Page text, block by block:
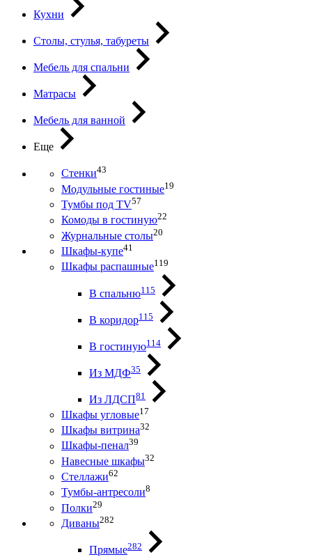
Кухни
Столы, стулья, табуреты
Мебель для спальни
Матрасы
Мебель для ванной
Еще
Стенки43
Модульные гостиные19
Тумбы под ТV57
Комоды в гостиную22
Журнальные столы20
Шкафы-купе41
Шкафы распашные119
В спальню115
В коридор115
В гостиную114
Из МДФ35
Из ЛДСП81
Шкафы угловые17
Шкафы витрина32
Шкафы-пенал39
Навесные шкафы32
Стеллажи62
Тумбы-антресоли8
Полки29
Диваны282
Прямые282